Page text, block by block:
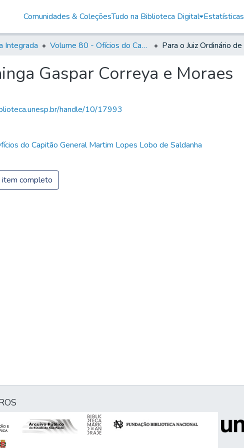
Comunidades & ColeçõesTudo na Biblioteca Digital Estatísticas
Integrada Volume 80 - Ofícios do Capitão General Martim Lopes Lobo de Saldanha (1777-1780)
Gaspar Correya e Moraes
handle/10/17993
do Capitão General Martim Lopes Lobo de Saldanha
item completo